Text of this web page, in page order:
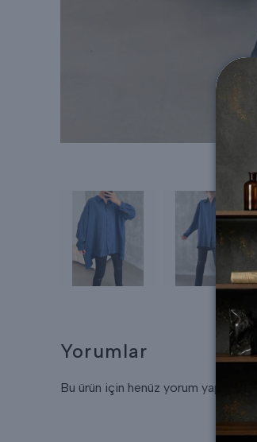
Yorumlar
Bu ürün için henüz yorum yapılmamış.